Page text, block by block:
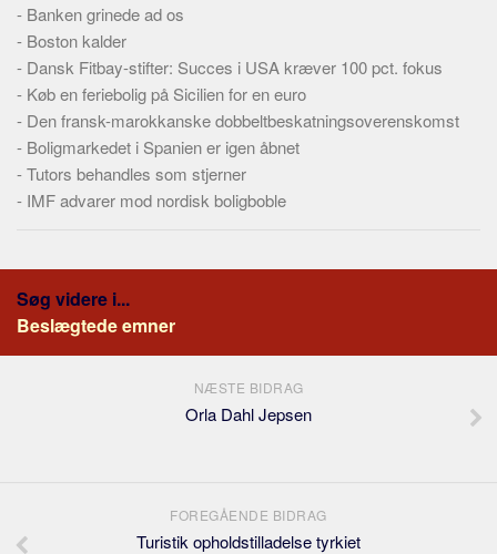
- Banken grinede ad os
- Boston kalder
- Dansk Fitbay-stifter: Succes i USA kræver 100 pct. fokus
- Køb en feriebolig på Sicilien for en euro
- Den fransk-marokkanske dobbeltbeskatningsoverenskomst
- Boligmarkedet i Spanien er igen åbnet
-Tutors behandles som stjerner
- IMF advarer mod nordisk boligboble
Søg videre i...
Beslægtede emner
NÆSTE BIDRAG
Orla Dahl Jepsen
FOREGÅENDE BIDRAG
Turistik opholdstilladelse tyrkiet